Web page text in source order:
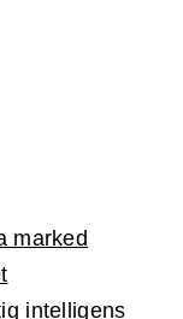
marked
intelligens